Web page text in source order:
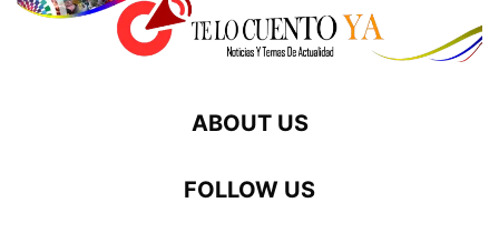
ABOUT US
FOLLOW US